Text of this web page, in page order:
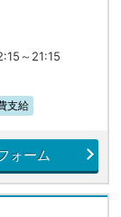
～21:15
支給
ォーム